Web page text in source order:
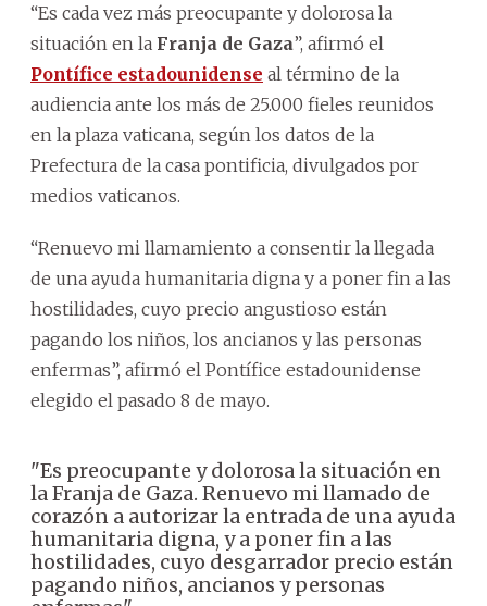
“Es cada vez más preocupante y dolorosa la
situación en la Franja de Gaza”, afirmó el
Pontífice estadounidense al término de la
audiencia ante los más de 25.000 fieles reunidos
en la plaza vaticana, según los datos de la
Prefectura de la casa pontificia, divulgados por
medios vaticanos.
“Renuevo mi llamamiento a consentir la llegada
de una ayuda humanitaria digna y a poner fin a las
hostilidades, cuyo precio angustioso están
pagando los niños, los ancianos y las personas
enfermas”, afirmó el Pontífice estadounidense
elegido el pasado 8 de mayo.
"Es preocupante y dolorosa la situación en
la Franja de Gaza. Renuevo mi llamado de
corazón a autorizar la entrada de una ayuda
humanitaria digna, y a poner fin a las
hostilidades, cuyo desgarrador precio están
pagando niños, ancianos y personas